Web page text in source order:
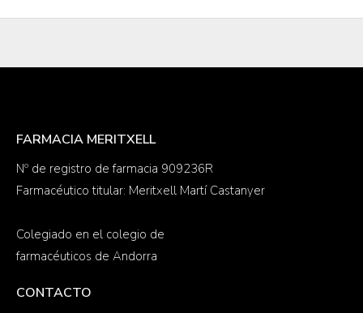
FARMACIA MERITXELL
Nº de registro de farmacia 909236R
Farmacéutico titular: Meritxell Martí Castanyer
Colegiado en el colegio de
farmacéuticos de Andorra
CONTACTO